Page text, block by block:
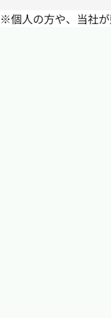
※個人の方や、当社が